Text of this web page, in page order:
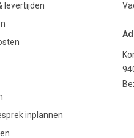
levertijden
inplannen